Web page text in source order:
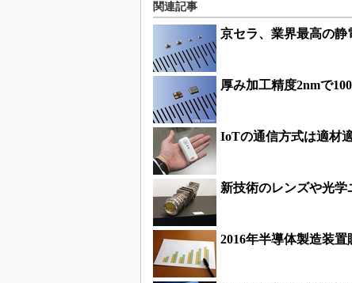
関連記事
京セラ、業界最高の
厚み加工精度2nmで
IoTの通信方式は適材
新技術のレンズや光
2016年半導体製造装